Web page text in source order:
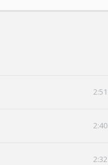
2:51
2:40
2:32